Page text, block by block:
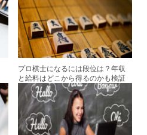
プロ棋士になるには段位は？年収
と給料はどこから得るのかも検証